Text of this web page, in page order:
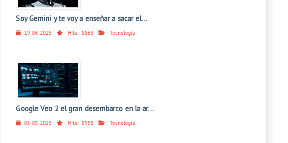
Soy Gemini y te voy a enseñar a sacar el...
19-06-2025 Hits: 8863 Tecnología
Google Veo 2 el gran desembarco en la ar...
05-05-2025 Hits: 8958 Tecnología